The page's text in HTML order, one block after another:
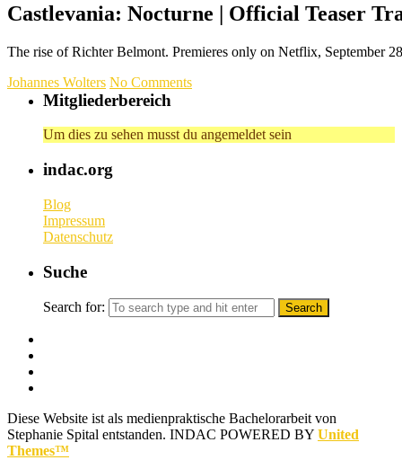
Castlevania: Nocturne | Official Teaser
The rise of Richter Belmont. Premieres only on Netflix,
Johannes Wolters No Comments
Mitgliederbereich
Um dies zu sehen musst du angemeldet sein
indac.org
Blog
Impressum
Datenschutz
Suche
Search for:
Diese Website ist als medienpraktische Bachelorarbeit von
Stephanie Spital entstanden. INDAC POWERED BY United
Themes™